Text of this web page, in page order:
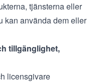
tjänsterna eller
kan använda dem eller
tillgänglighet,
licensgivare